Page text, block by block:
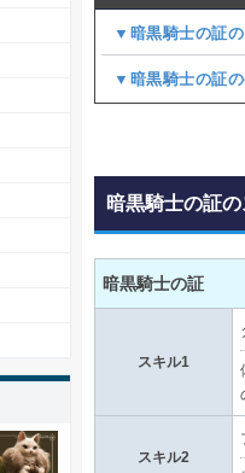
▼暗黒騎士の証
▼暗黒騎士の証
暗黒騎士の証
暗黒騎士の証
スキル1
スキル2